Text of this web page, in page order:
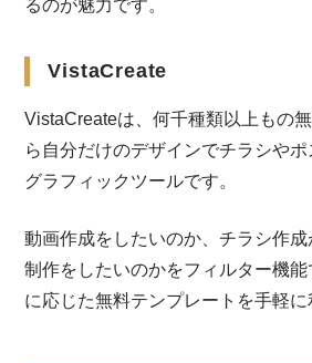
るのが魅力です。
VistaCreate
VistaCreateは、何千種類以上もの
ら自分だけのデザインでチラシや
グラフィックツールです。
動画作成をしたいのか、チラシ作
制作をしたいのかをフィルター機
に応じた無料テンプレートを手軽に